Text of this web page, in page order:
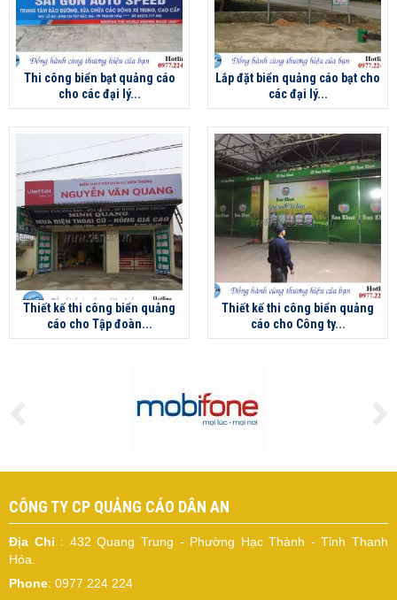
Thi công biển bạt quảng cáo
cho các đại lý...
Lắp đặt biển quảng cáo bạt cho
các đại lý...
Thiết kế thi công biển quảng
cáo cho Tập đoàn...
Thiết kế thi công biển quảng
cáo cho Công ty...
CÔNG TY CP QUẢNG CÁO DÂN AN
Địa Chỉ : 432 Quang Trung - Phường Hạc Thành - Tỉnh Thanh
Hóa.
Phone: 0977 224 224